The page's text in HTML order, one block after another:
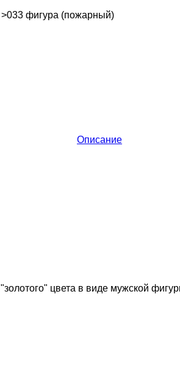
>033 фигура (пожарный)
Описание
цвета в виде мужской